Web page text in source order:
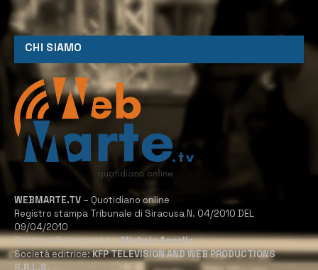
CHI SIAMO
WEBMARTE.TV – Quotidiano online
Registro stampa Tribunale di Siracusa N. 04/2010 DEL
09/04/2010
Direttore Responsabile:Michele Accolla
Società editrice:KFP TELEVISION AND WEB PRODUCTIONS
S.R.L.S.